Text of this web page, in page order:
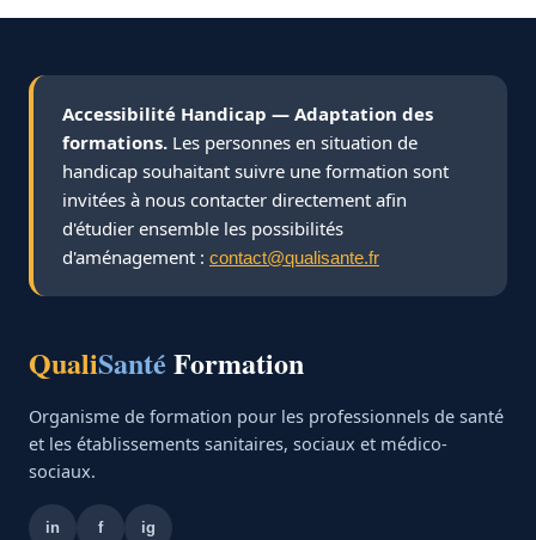
Accessibilité Handicap — Adaptation des
formations. Les personnes en situation de
handicap souhaitant suivre une formation sont
invitées à nous contacter directement afin
d'étudier ensemble les possibilités
d'aménagement : contact@qualisante.fr
QualiSanté Formation
Organisme de formation pour les professionnels de santé
et les établissements sanitaires, sociaux et médico-
sociaux.
in f ig